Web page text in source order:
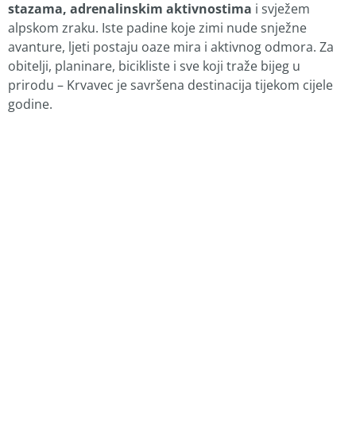
stazama, adrenalinskim aktivnostima i svježem
alpskom zraku. Iste padine koje zimi nude snježne
avanture, ljeti postaju oaze mira i aktivnog odmora. Za
obitelji, planinare, bicikliste i sve koji traže bijeg u
prirodu – Krvavec je savršena destinacija tijekom cijele
godine.